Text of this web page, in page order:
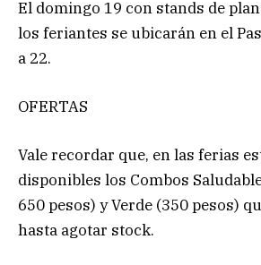
El domingo 19 con stands de
los feriantes se ubicarán en el
a 22.
OFERTAS
Vale recordar que, en las ferias
disponibles los Combos
650 pesos) y Verde (350 pesos)
hasta agotar stock.